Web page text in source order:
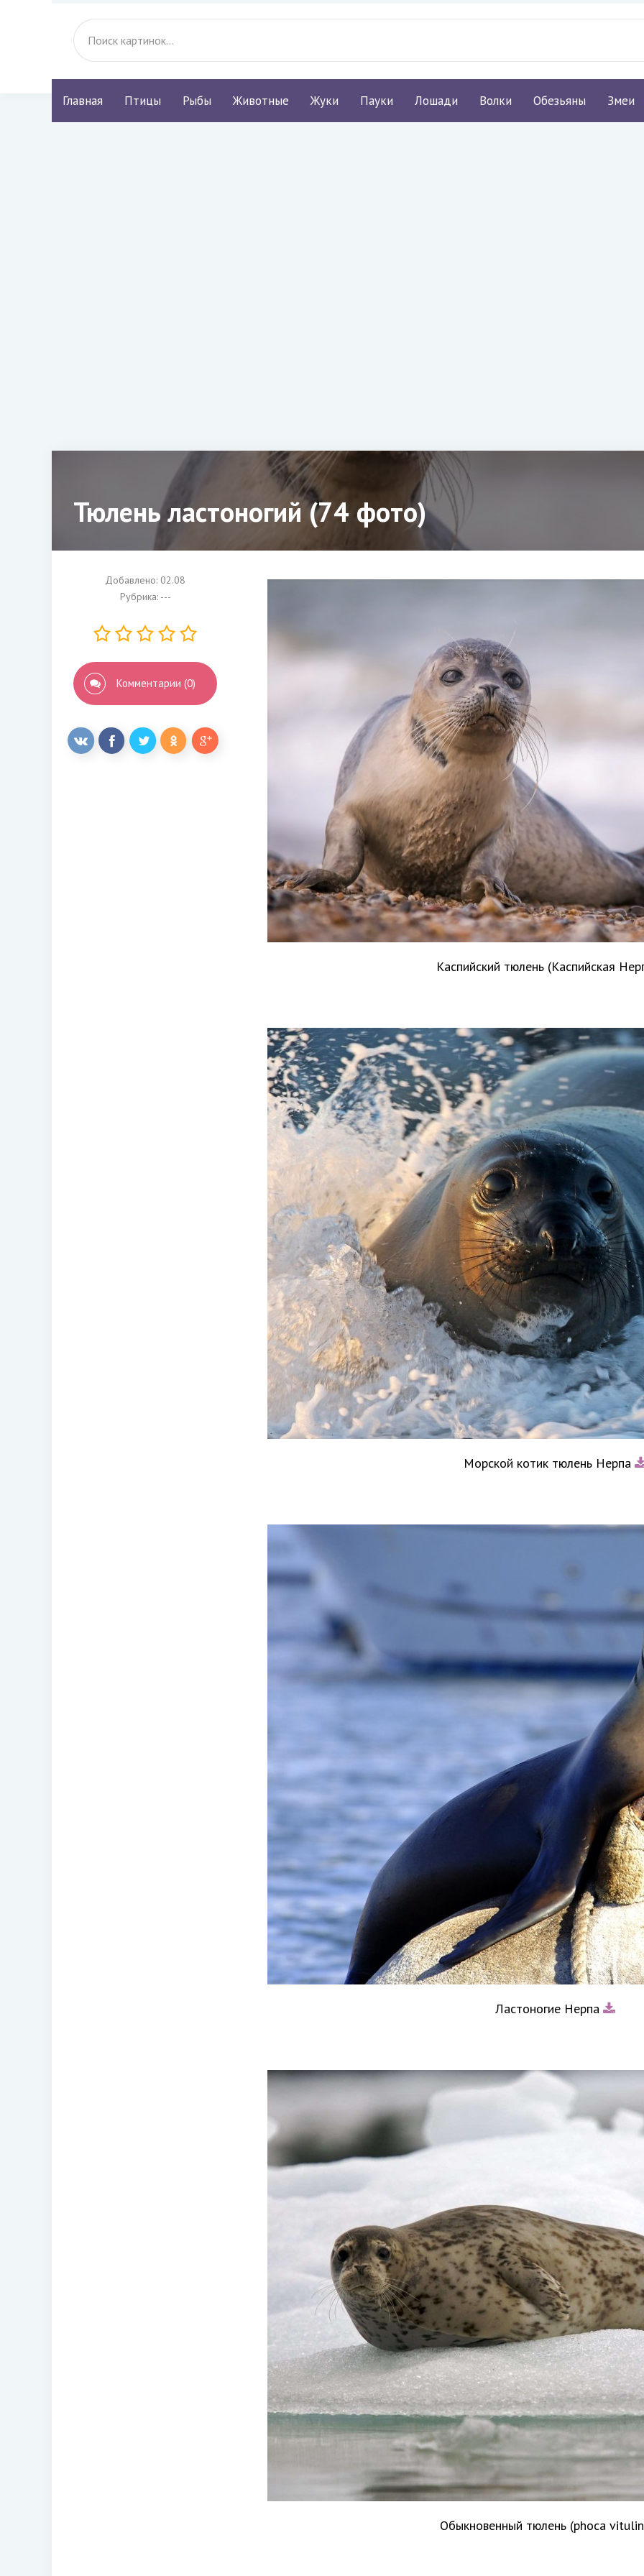
Главная Птицы Рыбы Животные Жуки Пауки Лошади Волки Обезьяны Змеи
Тюлень ластоногий (74 фото)
Добавлено: 02.08
Рубрика: ---
Комментарии (0)
Каспийский тюлень (Каспийская
Морской котик тюлень Нерпа
Ластоногие Нерпа
Обыкновенный тюлень (phoca